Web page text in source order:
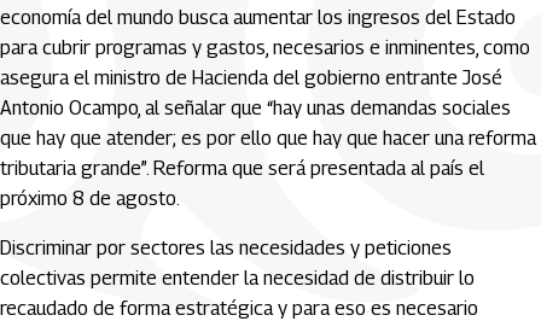
economía del mundo busca aumentar los ingresos del Estado
para cubrir programas y gastos, necesarios e inminentes, como
asegura el ministro de Hacienda del gobierno entrante José
Antonio Ocampo, al señalar que “hay unas demandas sociales
que hay que atender; es por ello que hay que hacer una reforma
tributaria grande”. Reforma que será presentada al país el
próximo 8 de agosto.
Discriminar por sectores las necesidades y peticiones
colectivas permite entender la necesidad de distribuir lo
recaudado de forma estratégica y para eso es necesario